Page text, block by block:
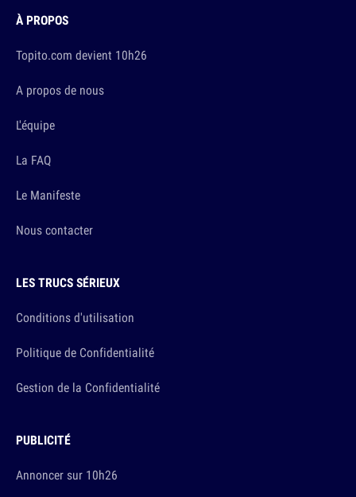
À PROPOS
Topito.com devient 10h26
A propos de nous
L'équipe
La FAQ
Le Manifeste
Nous contacter
LES TRUCS SÉRIEUX
Conditions d'utilisation
Politique de Confidentialité
Gestion de la Confidentialité
PUBLICITÉ
Annoncer sur 10h26